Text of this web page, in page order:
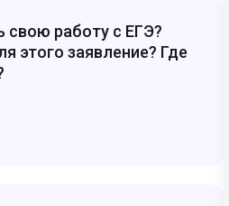
работу с ЕГЭ?
этого заявление? Где